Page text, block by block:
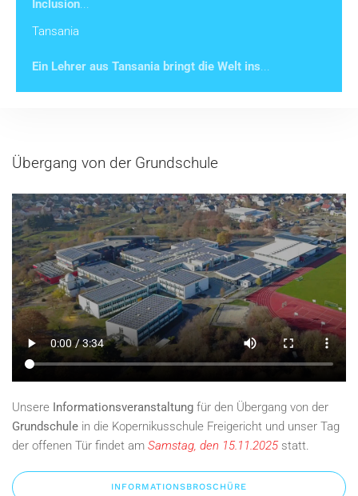
Inclusion...
Tansania
Ein Lehrer aus Tansania bringt die Welt ins...
Übergang von der Grundschule
Unsere Informationsveranstaltung für den Übergang von der
Grundschule in die Kopernikusschule Freigericht und unser Tag
der offenen Tür findet am Samstag, den 15.11.2025 statt.
INFORMATIONSBROSCHÜRE